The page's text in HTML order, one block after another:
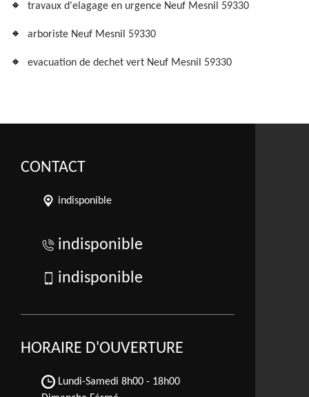
travaux d'elagage en urgence Neuf Mesnil 59330
arboriste Neuf Mesnil 59330
evacuation de dechet vert Neuf Mesnil 59330
CONTACT
indisponible
indisponible
indisponible
HORAIRE D'OUVERTURE
Lundi-Samedi 8h00 - 18h00